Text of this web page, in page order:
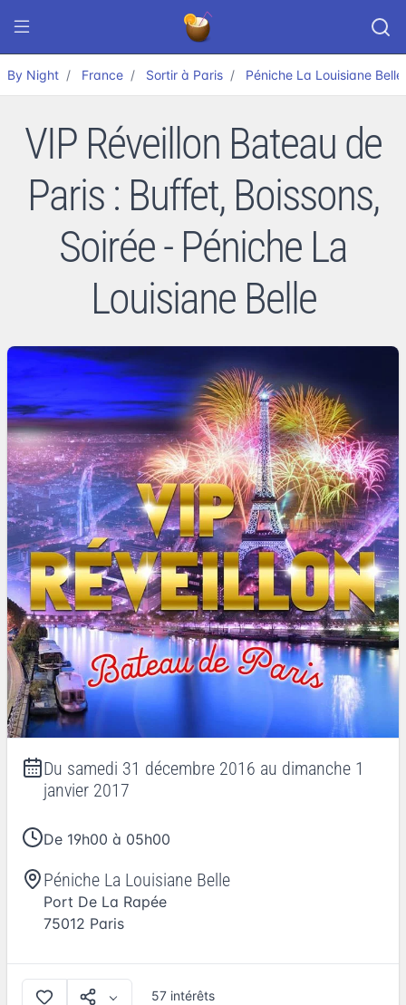
By Night France Sortir à Paris Péniche La Louisiane Belle
VIP Réveillon Bateau de
Paris : Buffet, Boissons,
Soirée - Péniche La
Louisiane Belle
Du samedi 31 décembre 2016 au dimanche 1
janvier 2017
De 19h00 à 05h00
Péniche La Louisiane Belle
Port De La Rapée
75012 Paris
57 intérêts